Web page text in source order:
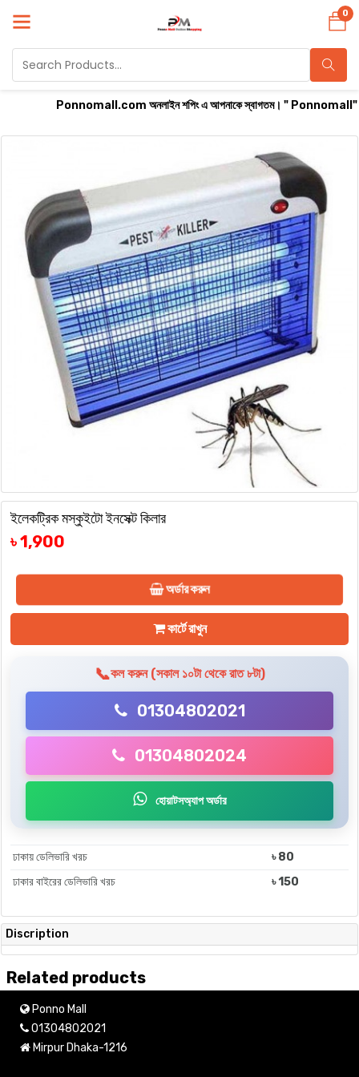
Ponnomall.com অনলাইন শপিং এ আপনাকে স্বাগতম। " Ponnomall" বাংলাদেশের
0
ইলেকট্রিক মস্কুইটো ইনসেক্ট কিলার
৳ 1,900
অর্ডার করুন
কার্টে রাখুন
📞কল করুন (সকাল ১০টা থেকে রাত ৮টা)
01304802021
01304802024
হোয়াটসঅ্যাপ অর্ডার
ঢাকায় ডেলিভারি খরচ
৳ 80
ঢাকার বাইরের ডেলিভারি খরচ
৳ 150
Discription
Related products
Ponno Mall
01304802021
Mirpur Dhaka-1216